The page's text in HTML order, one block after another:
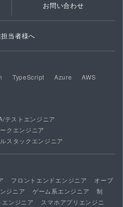
お問い合わせ
当者様へ
TypeScript Azure
AWS
テストエンジニア
クエンジニア
スタックエンジニア
フロントエンドエンジニア
オープ
ジニア ゲーム系エンジニア
制
ンジニア
スマホアプリエンジニ